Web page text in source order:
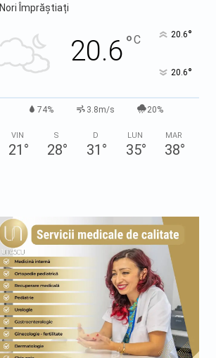
Nori Împrăștiați
20.6°C 20.6°
20.6°
74% 3.8m/s 20%
VIN
21 °
S
28°
D
31 °
LUN
35°
MAR
38°